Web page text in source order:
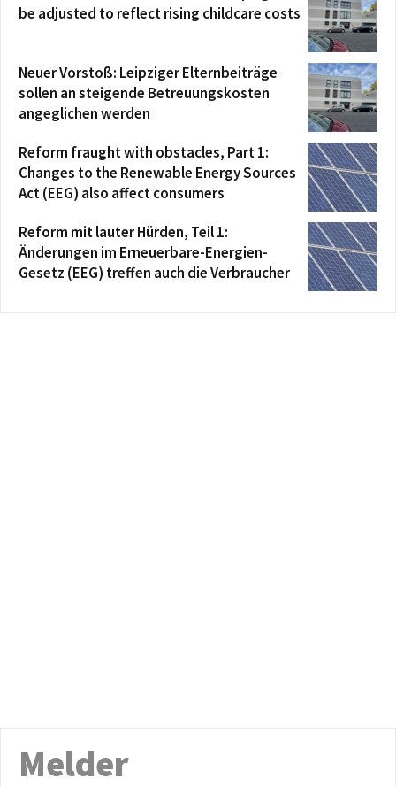
be adjusted to reflect rising childcare costs
Neuer Vorstoß: Leipziger Elternbeiträge
sollen an steigende Betreuungskosten
angeglichen werden
Reform fraught with obstacles, Part 1:
Changes to the Renewable Energy Sources
Act (EEG) also affect consumers
Reform mit lauter Hürden, Teil 1:
Änderungen im Erneuerbare-Energien-
Gesetz (EEG) treffen auch die Verbraucher
Melder